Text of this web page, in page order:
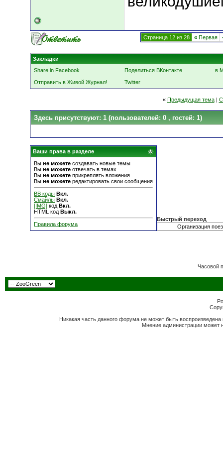
Страница 12 из 28 « Первая
Закладки
Share in Facebook
Поделиться ВКонтакте
в
Отправить в Живой Журнал!
Twitter
« Предыдущая тема|
Здесь присутствуют: 1 (пользователей: 0 , гостей: 1)
Ваши права в разделе
Вы не можете создавать новые темы
Вы не можете отвечать в темах
Вы не можете прикреплять вложения
Вы не можете редактировать свои сообщения
BB коды Вкл.
Смайлы Вкл.
[IMG] код Вкл.
HTML код Выкл.
Правила форума
Быстрый переход
Часовой
Никакая часть данного форума не может быть
Мнение администрации может